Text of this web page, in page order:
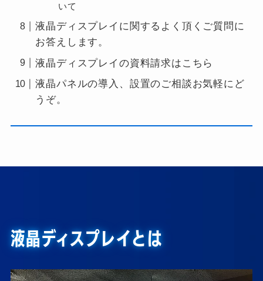
いて
液晶ディスプレイに関するよく頂くご質問に
お答えします。
液晶ディスプレイの資料請求はこちら
液晶パネルの導入、設置のご相談お気軽にど
うぞ。
液晶ディスプレイとは